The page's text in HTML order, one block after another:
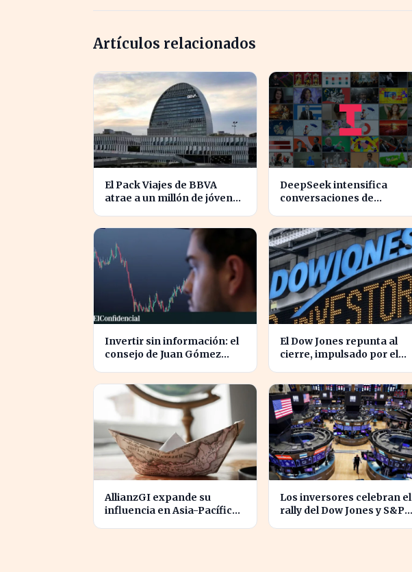
Artículos relacionados
El Pack Viajes de BBVA
atrae a un millón de jóvenes
DeepSeek intensifica
conversaciones de
modelos
Invertir sin información: el
consejo de Juan Gómez
El Dow Jones repunta al
cierre, impulsado por el
AllianzGI expande su
influencia en Asia-Pacífico
Los inversores celebran el
rally del Dow Jones y S&P